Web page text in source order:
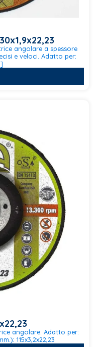
angolare a spessore
e veloci. Adatto per:
angolare. Adatto per:
115x3,2x22,23